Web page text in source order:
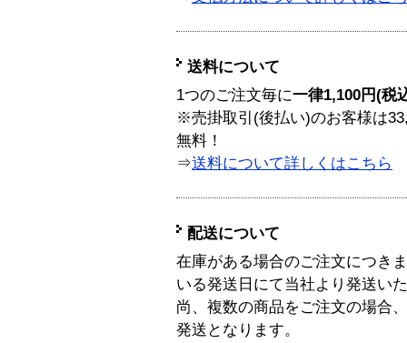
送料について
1つのご注文毎に一律1,100円(税
※売掛取引(後払い)のお客様は
無料！
⇒送料について詳しくはこちら
配送について
在庫がある場合のご注文につき
いる発送日にて当社より発送い
尚、複数の商品をご注文の場合
発送となります。